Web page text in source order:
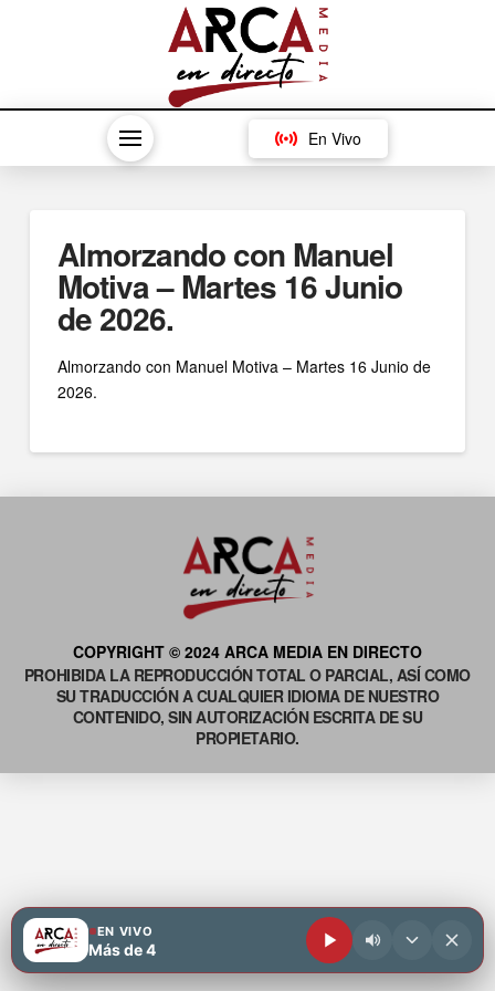
En Vivo
Almorzando con Manuel
Motiva – Martes 16 Junio
de 2026.
Almorzando con Manuel Motiva – Martes 16 Junio de
2026.
COPYRIGHT © 2024 ARCA MEDIA EN DIRECTO
PROHIBIDA LA REPRODUCCIÓN TOTAL O PARCIAL, ASÍ COMO
SU TRADUCCIÓN A CUALQUIER IDIOMA DE NUESTRO
CONTENIDO, SIN AUTORIZACIÓN ESCRITA DE SU
PROPIETARIO.
EN VIVO
Más de 4